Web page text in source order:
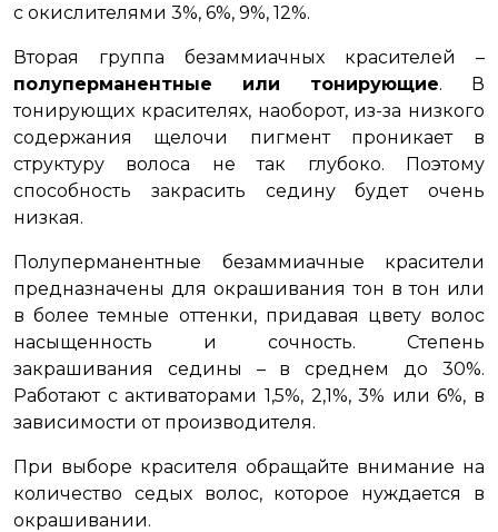
с окислителями 3%, 6%, 9%, 12%.
Вторая группа безаммиачных красителей –
полуперманентные или тонирующие. В
тонирующих красителях, наоборот, из-за низкого
содержания щелочи пигмент проникает в
структуру волоса не так глубоко. Поэтому
способность закрасить седину будет очень
низкая.
Полуперманентные безаммиачные красители
предназначены для окрашивания тон в тон или
в более темные оттенки, придавая цвету волос
насыщенность и сочность. Степень
закрашивания седины – в среднем до 30%.
Работают с активаторами 1,5%, 2,1%, 3% или 6%, в
зависимости от производителя.
При выборе красителя обращайте внимание на
количество седых волос, которое нуждается в
окрашивании.